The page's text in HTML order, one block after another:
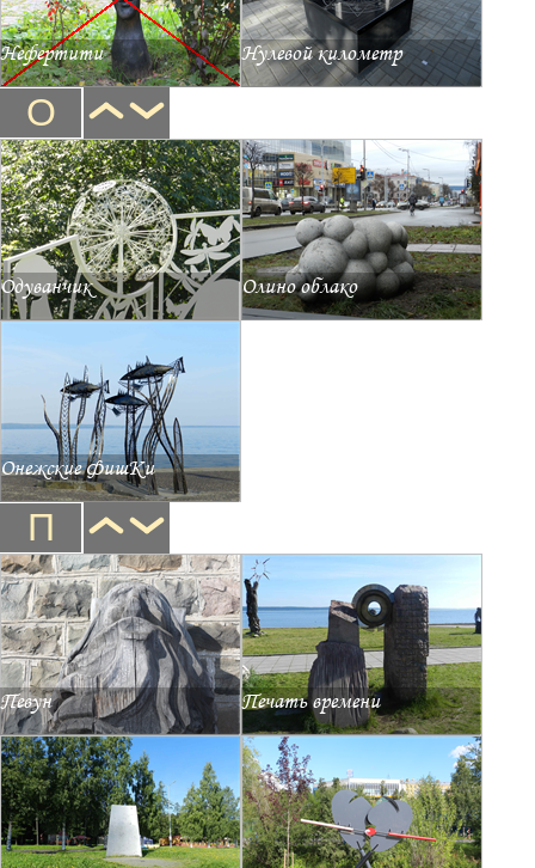
Нефертити Нулевой километр
О
Одуванчик Олино облако
Онежские ФишКи
П
Певун Печать времени